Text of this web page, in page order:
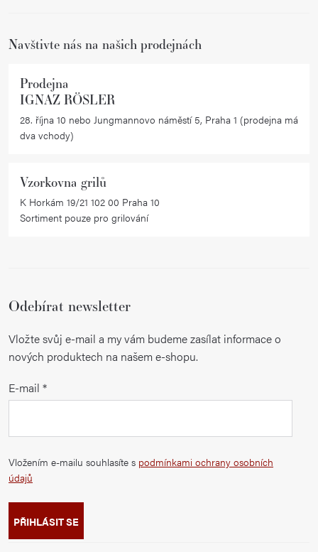
Navštivte nás na našich prodejnách
Prodejna
IGNAZ RÖSLER
28. října 10 nebo Jungmannovo náměstí 5, Praha 1 (prodejna má
dva vchody)
Vzorkovna grilů
K Horkám 19/21 102 00 Praha 10
Sortiment pouze pro grilování
Odebírat newsletter
Vložte svůj e-mail a my vám budeme zasílat informace o
nových produktech na našem e-shopu.
E-mail
Vložením e-mailu souhlasíte s podmínkami ochrany osobních
údajů
PŘIHLÁSIT SE